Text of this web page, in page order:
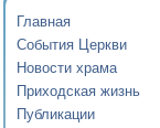
Главная
События Церкви
Новости храма
Приходская жизнь
Публикации